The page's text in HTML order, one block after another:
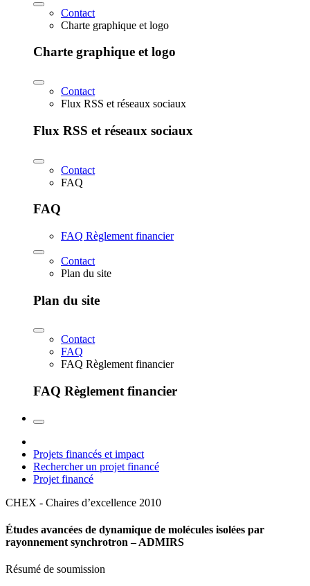
Contact
Charte graphique et logo
Charte graphique et logo
Contact
Flux RSS et réseaux sociaux
Flux RSS et réseaux sociaux
Contact
FAQ
FAQ
FAQ Règlement financier
Contact
Plan du site
Plan du site
Contact
FAQ
FAQ Règlement financier
FAQ Règlement financier
Projets financés et impact
Rechercher un projet financé
Projet financé
CHEX - Chaires d’excellence 2010
Études avancées de dynamique de molécules isolées par
rayonnement synchrotron – ADMIRS
Résumé de soumission